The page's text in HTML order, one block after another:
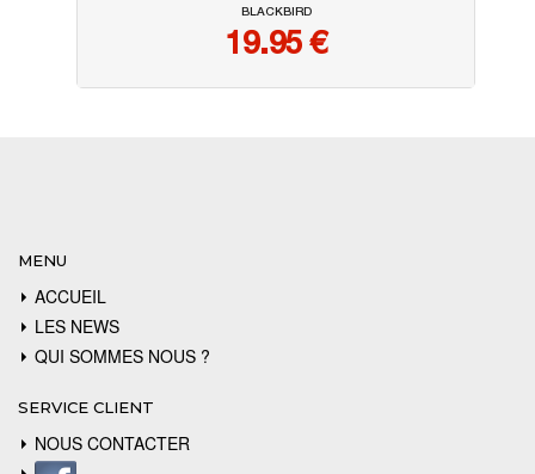
BLACKBIRD
19.95€
MENU
ACCUEIL
LES NEWS
QUI SOMMES NOUS ?
SERVICE CLIENT
NOUS CONTACTER